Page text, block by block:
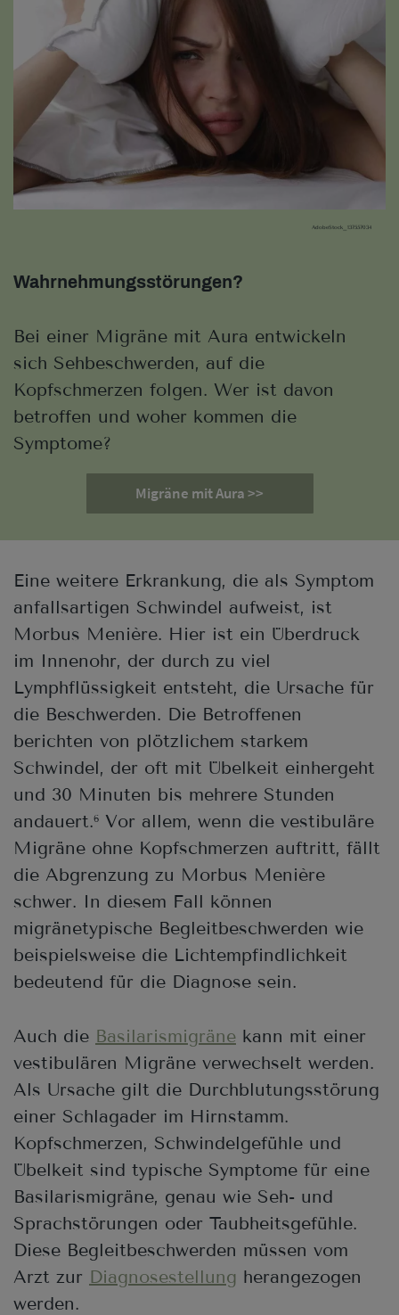
AdobeStock_137557034
Wahrnehmungsstörungen?
Bei einer Migräne mit Aura entwickeln
sich Sehbeschwerden, auf die
Kopfschmerzen folgen. Wer ist davon
betroffen und woher kommen die
Symptome?
Migräne mit Aura >>
Eine weitere Erkrankung, die als Symptom
anfallsartigen Schwindel aufweist, ist
Morbus Menière. Hier ist ein Überdruck
im Innenohr, der durch zu viel
Lymphflüssigkeit entsteht, die Ursache für
die Beschwerden. Die Betroffenen
berichten von plötzlichem starkem
Schwindel, der oft mit Übelkeit einhergeht
und 30 Minuten bis mehrere Stunden
andauert.6 Vor allem, wenn die vestibuläre
Migräne ohne Kopfschmerzen auftritt, fällt
die Abgrenzung zu Morbus Menière
schwer. In diesem Fall können
migränetypische Begleitbeschwerden wie
beispielsweise die Lichtempfindlichkeit
bedeutend für die Diagnose sein.
Auch die Basilarismigräne kann mit einer
vestibulären Migräne verwechselt werden.
Als Ursache gilt die Durchblutungsstörung
einer Schlagader im Hirnstamm.
Kopfschmerzen, Schwindelgefühle und
Übelkeit sind typische Symptome für eine
Basilarismigräne, genau wie Seh- und
Sprachstörungen oder Taubheitsgefühle.
Diese Begleitbeschwerden müssen vom
Arzt zur Diagnosestellung herangezogen
werden.